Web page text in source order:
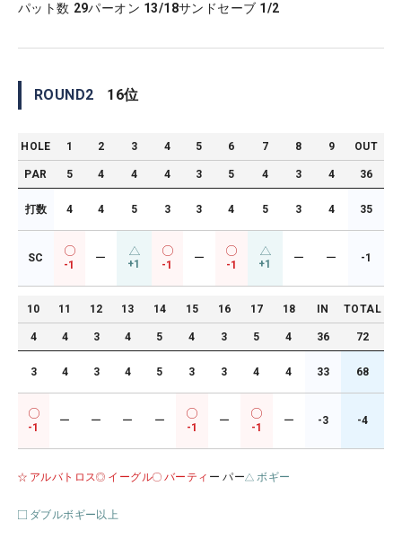
パット数 29パーオン 13/18サンドセーブ 1/2
ROUND2 16位
HOLE 1 2 3 4 5 6 7 8 9 OUT
PAR 5 4 4 4 3 5 4 3 4 36
打数 4 4 5 3 3 4 5 3 4 35
SC
-1
ー +1 -1
ー
-1 +1 ー ー -1
10 11 12 13 14 15 16 17 18 IN TOTAL
4 4 3 4 5 4 3 5 4 36 72
3 4 3 4 5 3 3 4 4 33 68
-1
ー ー ー ー
-1
ー
-1
ー -3 -4
アルバトロス イーグル バーティ ー パー ボギー
ダブルボギー以上